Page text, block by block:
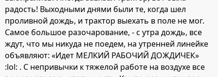
радость! Выходными днями были те, когда шел
проливной дождь, и трактор выехать в поле не мог.
Самое большое разочарование, - с утра дождь, все
ждут, что мы никуда не поедем, на утренней линейке
объявляют: «Идет МЕЛКИЙ РАБОЧИЙ ДОЖДИЧЕК»
:lol: . С непривычки к тяжелой работе на воздухе все